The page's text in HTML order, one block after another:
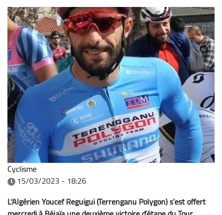
Cyclisme
15/03/2023 - 18:26
L'Algérien Youcef Reguigui (Terrenganu Polygon) s’est offert